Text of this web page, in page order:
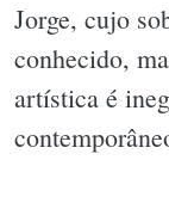
Jorge, cujo
conhecido,
artística é